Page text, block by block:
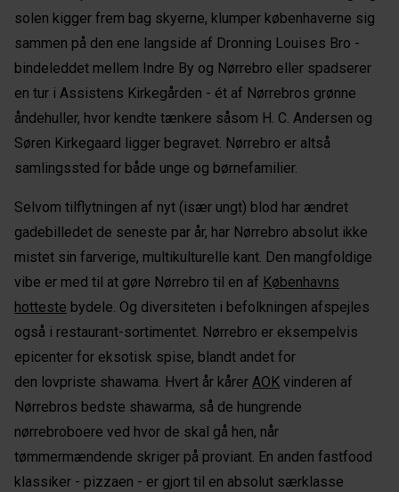
solen kigger frem bag skyerne, klumper københaverne sig
sammen på den ene langside af Dronning Louises Bro -
bindeleddet mellem Indre By og Nørrebro eller spadserer
en tur i Assistens Kirkegården - ét af Nørrebros grønne
åndehuller, hvor kendte tænkere såsom H. C. Andersen og
Søren Kirkegaard ligger begravet. Nørrebro er altså
samlingssted for både unge og børnefamilier.
Selvom tilflytningen af nyt (især ungt) blod har ændret
gadebilledet de seneste par år, har Nørrebro absolut ikke
mistet sin farverige, multikulturelle kant. Den mangfoldige
vibe er med til at gøre Nørrebro til en af Københavns
hotteste bydele. Og diversiteten i befolkningen afspejles
også i restaurant-sortimentet. Nørrebro er eksempelvis
epicenter for eksotisk spise, blandt andet for
den lovpriste shawama. Hvert år kårer AOK vinderen af
Nørrebros bedste shawarma, så de hungrende
nørrebroboere ved hvor de skal gå hen, når
tømmermændende skriger på proviant. En anden fastfood
klassiker - pizzaen - er gjort til en absolut særklasse